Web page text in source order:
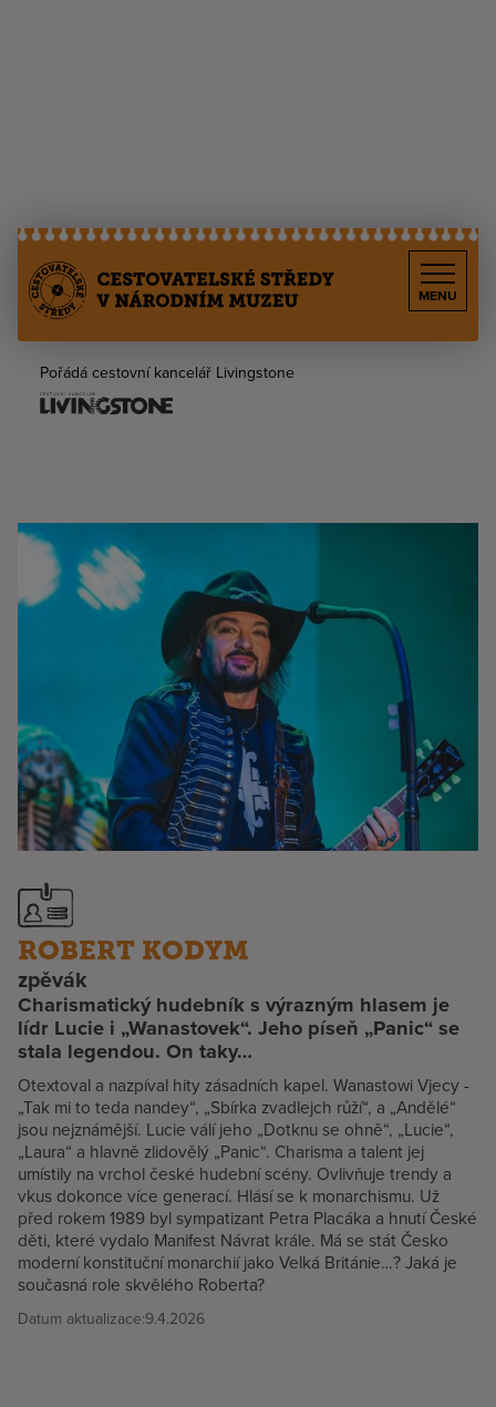
MENU
Pořádá cestovní kancelář Livingstone
ROBERT KODYM
zpěvák
Charismatický hudebník s výrazným hlasem je
lídr Lucie i „Wanastovek“. Jeho píseň „Panic“ se
stala legendou. On taky…
Otextoval a nazpíval hity zásadních kapel. Wanastowi Vjecy -
„Tak mi to teda nandey“, „Sbírka zvadlejch růží“, a „Andělé“
jsou nejznámější. Lucie válí jeho „Dotknu se ohně“, „Lucie“,
„Laura“ a hlavně zlidovělý „Panic“. Charisma a talent jej
umístily na vrchol české hudební scény. Ovlivňuje trendy a
vkus dokonce více generací. Hlásí se k monarchismu. Už
před rokem 1989 byl sympatizant Petra Placáka a hnutí České
děti, které vydalo Manifest Návrat krále. Má se stát Česko
moderní konstituční monarchií jako Velká Británie…? Jaká je
současná role skvělého Roberta?
Datum aktualizace:9.4.2026